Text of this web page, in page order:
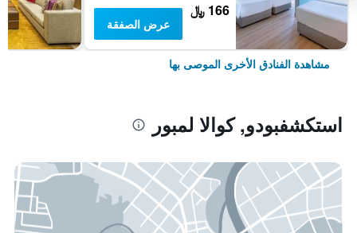
166 ﷼
عرض الصفقة
مشاهدة الفنادق الأخرى الموصى بها
استكشفبودو, كوالا لمبور